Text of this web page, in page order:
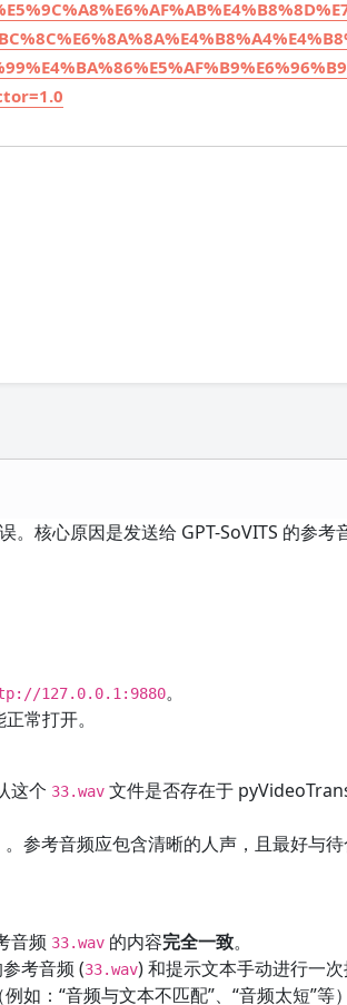
。核心原因是发送给 GPT-SoVITS 的参考
127.0.0.1:9880。
常打开。
这个 33.wav 文件是否存在于
参考音频应包含清晰的人声，且最好与
音频 33.wav 的内容完全一致。
考音频 (33.wav) 和提示文本手动进行一
如：“音频与文本不匹配”、“音频太短”等